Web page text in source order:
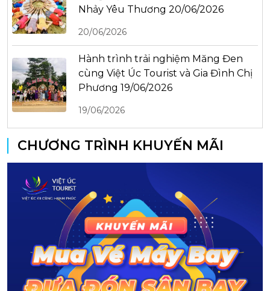
Nhảy Yêu Thương 20/06/2026
20/06/2026
Hành trình trải nghiệm Măng Đen
cùng Việt Úc Tourist và Gia Đình Chị
Phương 19/06/2026
19/06/2026
CHƯƠNG TRÌNH KHUYẾN MÃI